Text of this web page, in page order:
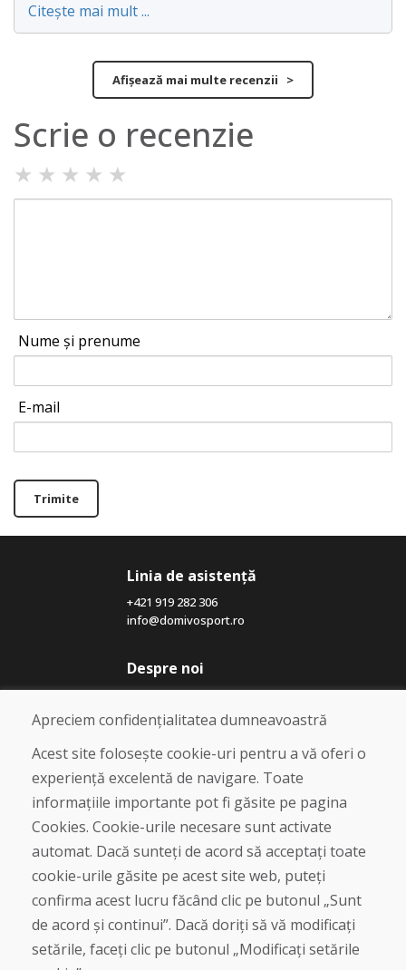
Citește mai mult ...
Afișează mai multe recenzii >
Scrie o recenzie
★ ★ ★ ★ ★
Nume și prenume
E-mail
Trimite
Linia de asistență
+421 919 282 306
info@domivosport.ro
Despre noi
Blog
Despre noi
Magazin
Contact
Cumpărare
Magazin online
Livrare și plată
Plângere
Retur și schimb de mărfuri
Protecția datelor cu caracter personal
Cookies
Apreciem confidențialitatea dumneavoastră
Acest site folosește cookie-uri pentru a vă oferi o
experiență excelentă de navigare. Toate
informațiile importante pot fi găsite pe pagina
Cookies. Cookie-urile necesare sunt activate
automat. Dacă sunteți de acord să acceptați toate
cookie-urile găsite pe acest site web, puteți
confirma acest lucru făcând clic pe butonul „Sunt
de acord și continui”. Dacă doriți să vă modificați
setările, faceți clic pe butonul „Modificați setările